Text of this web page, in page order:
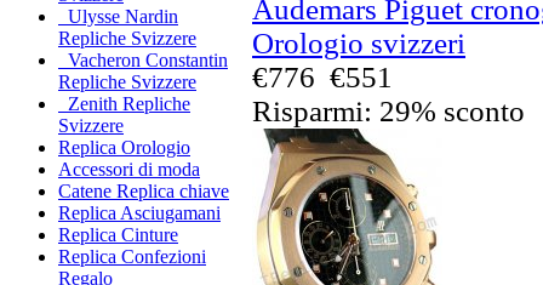
Ulysse Nardin
Repliche Svizzere
Vacheron Constantin
Repliche Svizzere
Zenith Repliche
Svizzere
Replica Orologio
Accessori di moda
Catene Replica chiave
Replica Asciugamani
Replica Cinture
Replica Confezioni
Regalo
Audemars Piguet
Orologio svizzeri
€776 €551
Risparmi: 29% sconto